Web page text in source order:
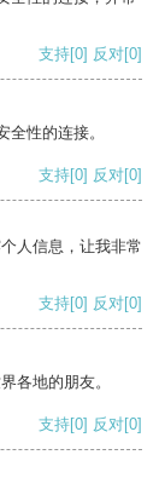
支持[0] 反对[0]
性的连接。
支持[0] 反对[0]
人信息，让我非常
支持[0] 反对[0]
各地的朋友。
支持[0] 反对[0]